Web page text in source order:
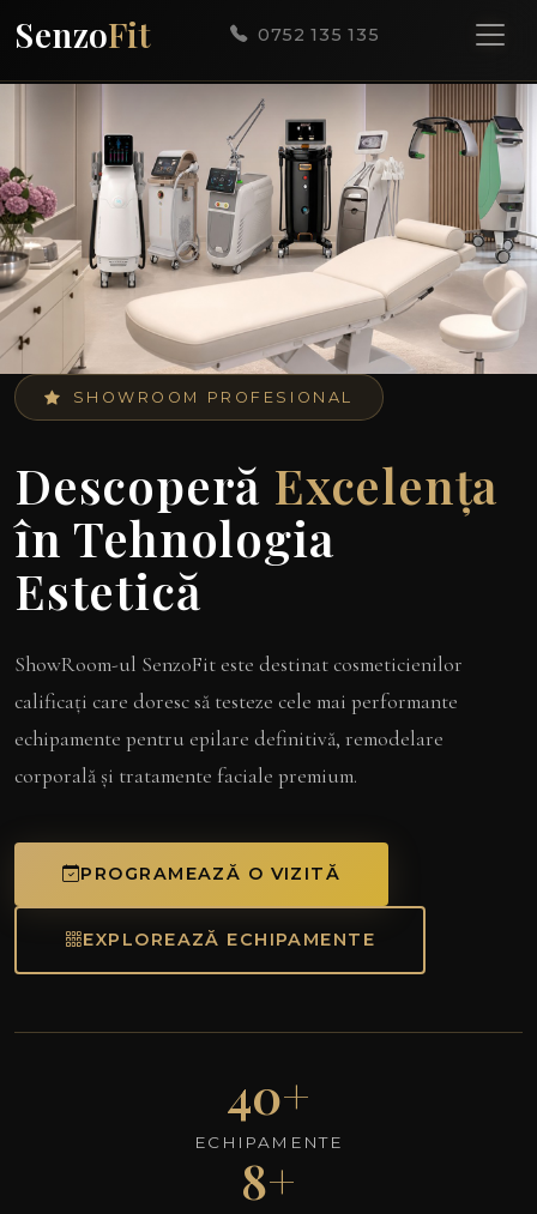
SenzoFit 0752 135 135
SHOWROOM PROFESIONAL
Descoperă Excelența
în Tehnologia
Estetică
ShowRoom-ul SenzoFit este destinat cosmeticienilor
calificați care doresc să testeze cele mai performante
echipamente pentru epilare definitivă, remodelare
corporală și tratamente faciale premium.
PROGRAMEAZĂ O VIZITĂ
EXPLOREAZĂ ECHIPAMENTE
40+
ECHIPAMENTE
8+